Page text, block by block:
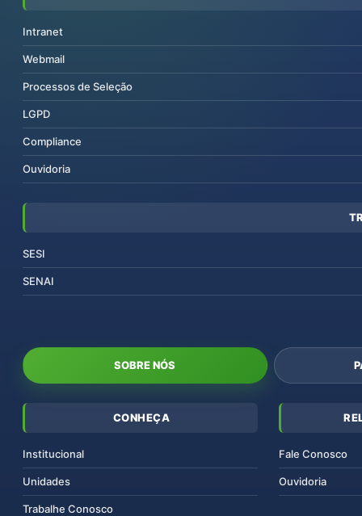
Intranet
Webmail
Processos de Seleção
LGPD
Compliance
Ouvidoria
SESI
SENAI
SOBRE NÓS
CONHEÇA
Institucional
Unidades
Trabalhe Conosco
Fale Conosco
Ouvidoria